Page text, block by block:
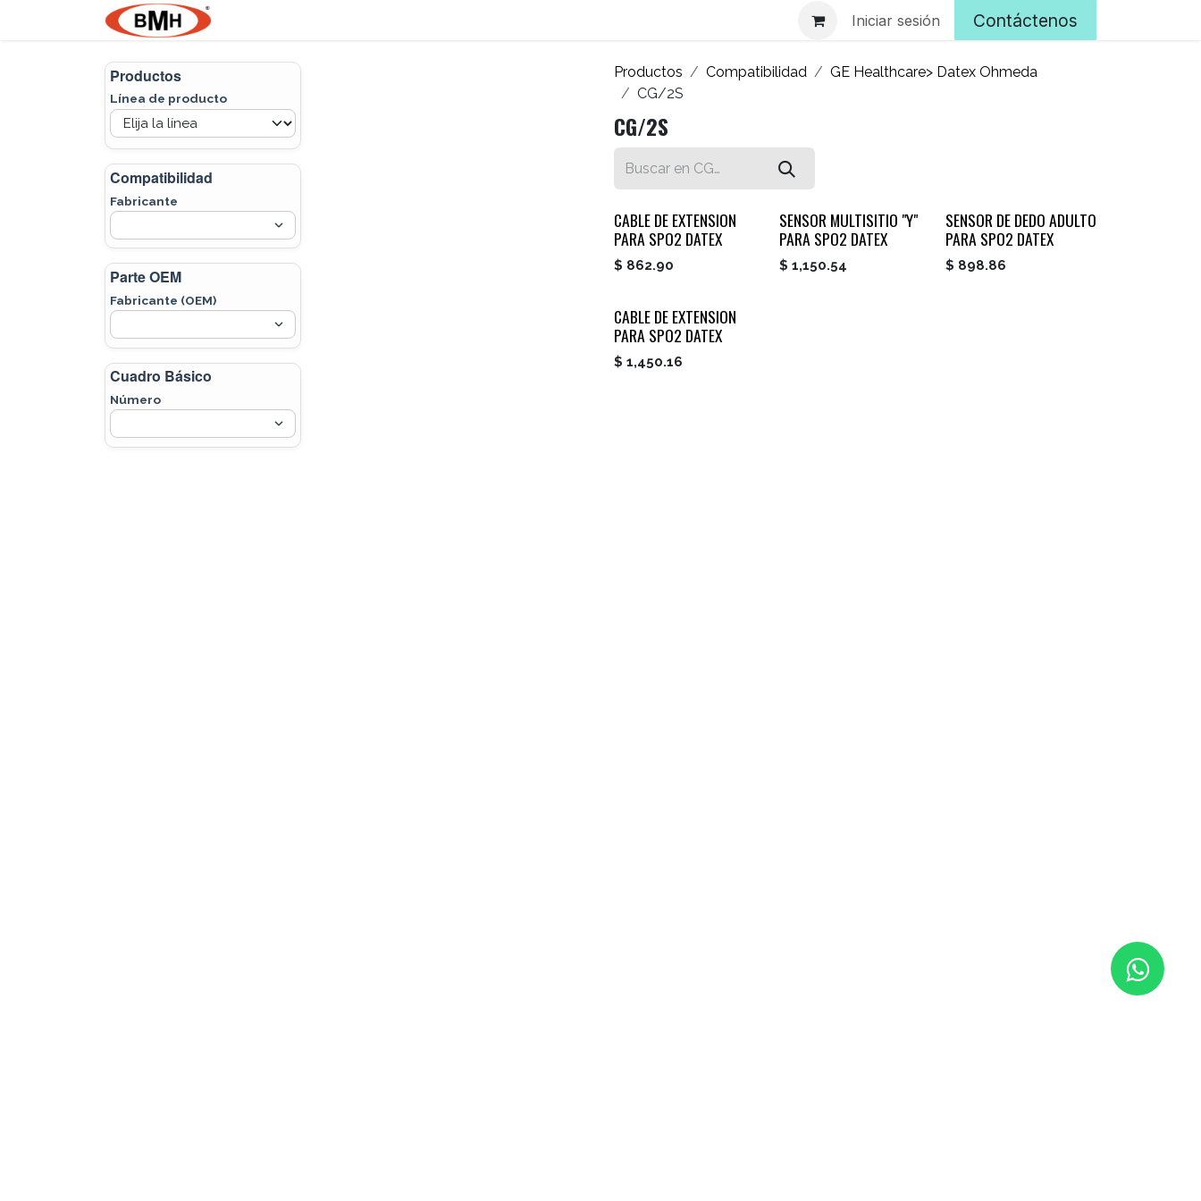
Ir al contenido Iniciar sesión Contáctenos
Productos
Línea de producto
Compatibilidad
Fabricante
Parte OEM
Fabricante (OEM)
Cuadro Básico
Número
Productos Compatibilidad
GE Healthcare> Datex Ohmeda
CG/2S
CG/2S
CABLE DE EXTENSION
PARA SPO2 DATEX
$ 862.90
SENSOR MULTISITIO "Y"
PARA SPO2 DATEX
$1,150.54
SENSOR DE DEDO ADULTO
PARA SPO2 DATEX
$ 898.86
CABLE DE EXTENSION
PARA SPO2 DATEX
$ 1,450.16